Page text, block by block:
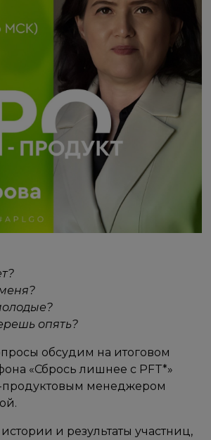
опять?
обсудим на итоговом
«Сбрось лишнее с PFT*»
продуктовым менеджером
и результаты участниц,